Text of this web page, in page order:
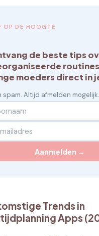
OP DE HOOGTE
de beste tips
moeders direct in
spam. Altijd afmelden mogelijk.
Aanmelden →
Trends in
Apps